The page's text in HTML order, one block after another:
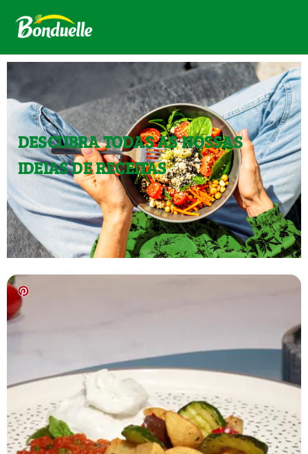
DESCUBRA TODAS AS NOSSAS
IDEIAS DE RECEITAS